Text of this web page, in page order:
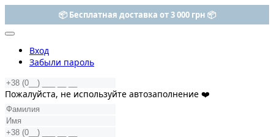
📦 Бесплатная доставка от 3 000 грн 📦
Вход
Забыли пароль
Пожалуйста, не используйте автозаполнение ❤️